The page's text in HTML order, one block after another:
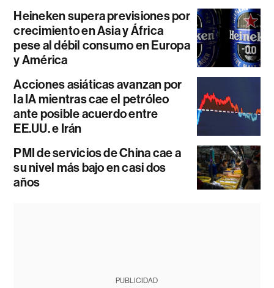
Heineken supera previsiones por
crecimiento en Asia y África
pese al débil consumo en Europa
y América
Acciones asiáticas avanzan por
la IA mientras cae el petróleo
ante posible acuerdo entre
EE.UU. e Irán
PMI de servicios de China cae a
su nivel más bajo en casi dos
años
PUBLICIDAD